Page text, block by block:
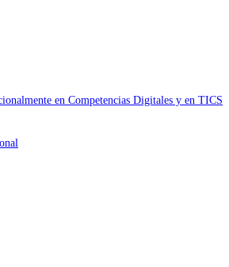
en Competencias Digitales y en TICS